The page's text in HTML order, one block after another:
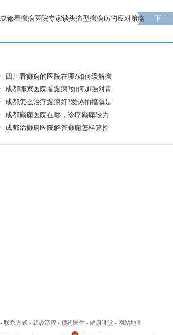
成都看癫痫医院专家谈头痛型癫痫病的应对策略
下一
四川看癫痫的医院在哪?如何缓解癫
成都哪家医院看癫痫?如何加强对青
成都怎么治疗癫痫好?发热抽搐就是
成都癫痫医院在哪，诊疗癫痫较为
成都治癫痫医院解答癫痫怎样算控
- 联系方式 - 就诊流程 - 预约医生 - 健康讲堂 - 网站地图